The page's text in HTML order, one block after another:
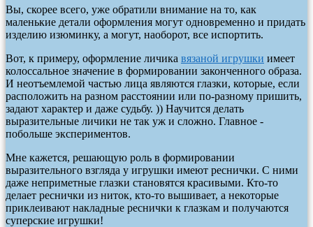
Вы, скорее всего, уже обратили внимание на то, как
маленькие детали оформления могут одновременно и придать
изделию изюминку, а могут, наоборот, все испортить.
Вот, к примеру, оформление личика вязаной игрушки имеет
колоссальное значение в формировании законченного образа.
И неотъемлемой частью лица являются глазки, которые, если
расположить на разном расстоянии или по-разному пришить,
задают характер и даже судьбу. )) Научится делать
выразительные личики не так уж и сложно. Главное -
побольше экспериментов.
Мне кажется, решающую роль в формировании
выразительного взгляда у игрушки имеют реснички. С ними
даже неприметные глазки становятся красивыми. Кто-то
делает реснички из ниток, кто-то вышивает, а некоторые
приклеивают накладные реснички к глазкам и получаются
суперские игрушки!